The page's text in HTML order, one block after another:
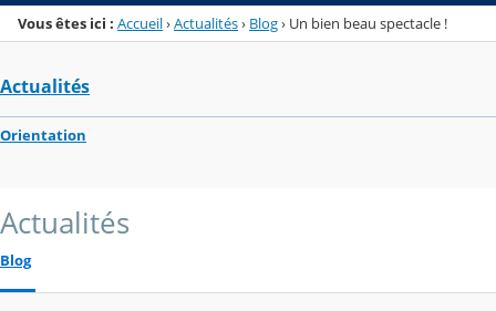
Vous êtes ici : Accueil›Actualités› Blog› Un bien beau spectacle !
Actualités
Orientation
Actualités
Blog